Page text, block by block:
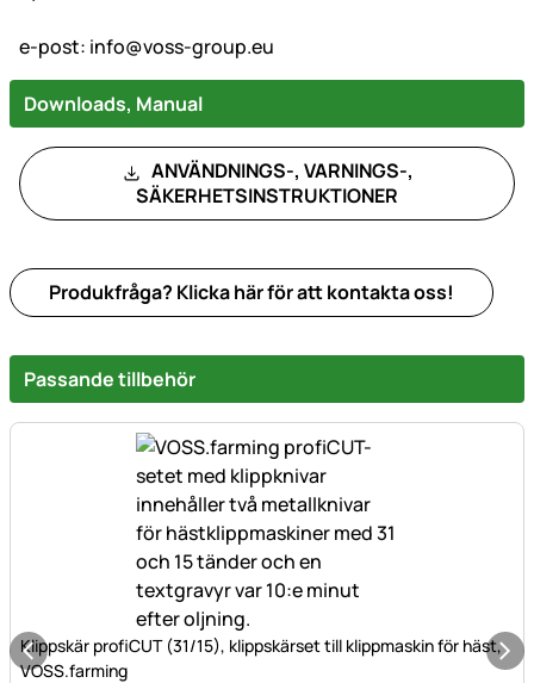
e-post: info@voss-group.eu
Downloads, Manual
ANVÄNDNINGS-, VARNINGS-,
SÄKERHETSINSTRUKTIONER
Produkfråga? Klicka här för att kontakta oss!
Passande tillbehör
Klippskär profiCUT (31/15), klippskärset till klippmaskin för häst,
VOSS.farming